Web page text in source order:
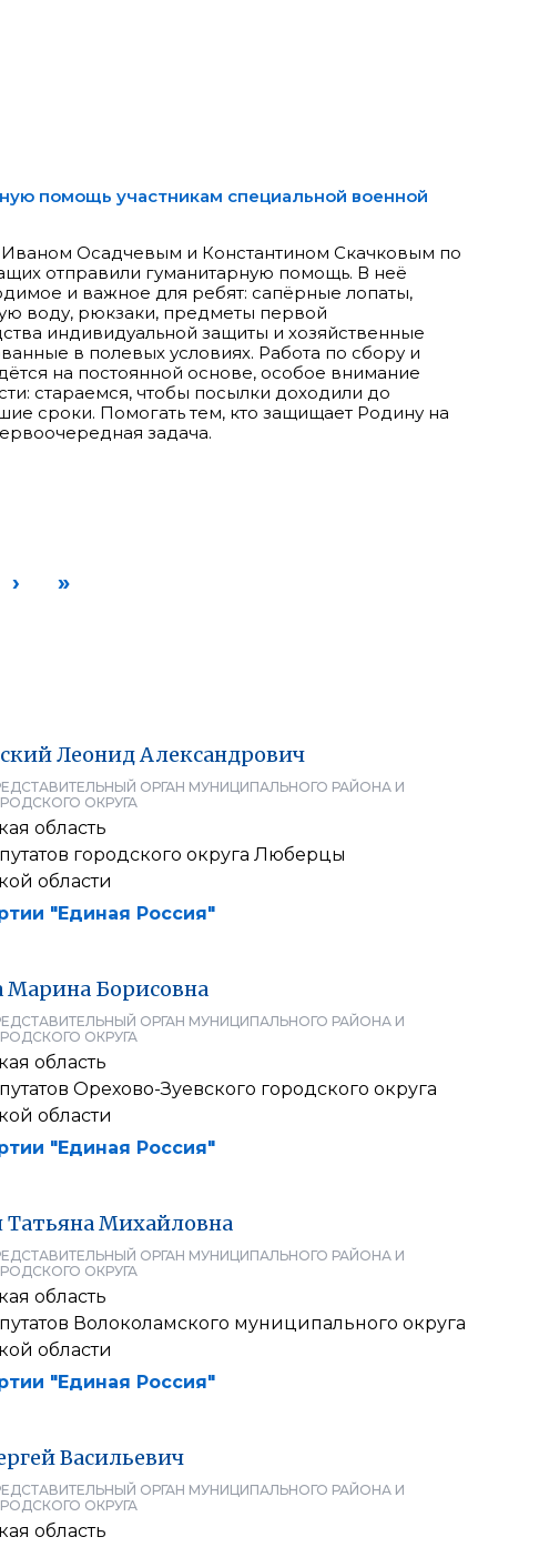
помощь участникам специальной военной
Иваном Осадчевым и Константином Скачковым по
отправили гуманитарную помощь. В неё
и важное для ребят: сапёрные лопаты,
воду, рюкзаки, предметы первой
индивидуальной защиты и хозяйственные
в полевых условиях. Работа по сбору и
на постоянной основе, особое внимание
стараемся, чтобы посылки доходили до
сроки. Помогать тем, кто защищает Родину на
задача.
› »
ЛеонидАлександрович
ОРГАН МУНИЦИПАЛЬНОГО РАЙОНА И
ОКРУГА
область
городского округа Люберцы
области
"Единая Россия"
Марина Борисовна
ОРГАН МУНИЦИПАЛЬНОГО РАЙОНА И
ОКРУГА
область
Орехово-Зуевского городского округа
области
"Единая Россия"
ТатьянаМихайловна
ОРГАН МУНИЦИПАЛЬНОГО РАЙОНА И
ОКРУГА
область
Волоколамского муниципального округа
области
"Единая Россия"
Васильевич
ОРГАН МУНИЦИПАЛЬНОГО РАЙОНА И
ОКРУГА
область